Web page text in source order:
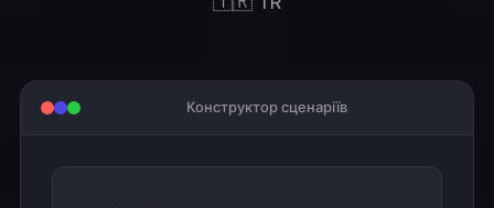
Конструктор сценаріїв